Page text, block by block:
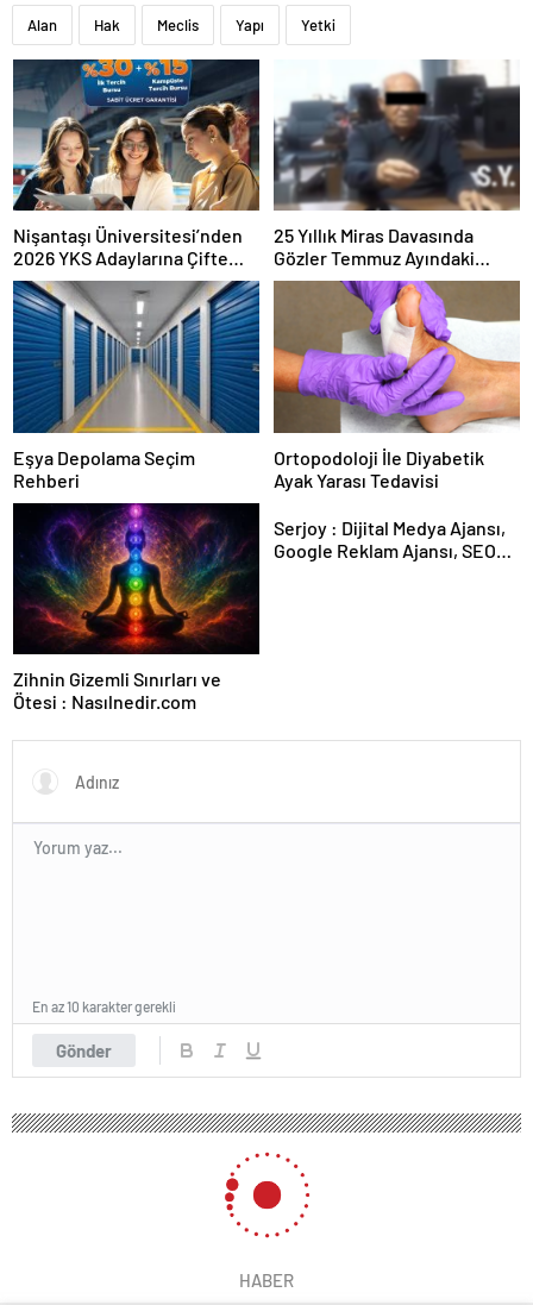
Alan Hak Meclis Yapı Yetki
Nişantaşı Üniversitesi’nden
2026 YKS Adaylarına Çifte
Güvence: Sabit Ücret ve
Kesintisiz Burs
25 Yıllık Miras Davasında
Gözler Temmuz Ayındaki
Karar Duruşmasına Çevrildi
Eşya Depolama Seçim
Rehberi
Ortopodoloji İle Diyabetik
Ayak Yarası Tedavisi
Zihnin Gizemli Sınırları ve
Ötesi : Nasılnedir.com
Serjoy : Dijital Medya Ajansı,
Google Reklam Ajansı, SEO
Gönder
En az 10 karakter gerekli
HABER